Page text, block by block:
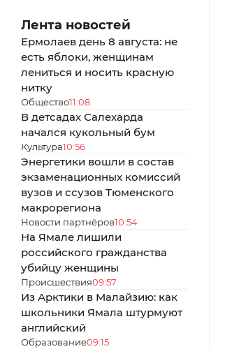
Лента новостей
Ермолаев день 8 августа: не
есть яблоки, женщинам
лениться и носить красную
нитку
Общество11:08
В детсадах Салехарда
начался кукольный бум
Культура10:56
Энергетики вошли в состав
экзаменационных комиссий
вузов и ссузов Тюменского
макрорегиона
Новости партнёров10:54
На Ямале лишили
российского гражданства
убийцу женщины
Происшествия09:57
Из Арктики в Малайзию: как
школьники Ямала штурмуют
английский
Образование09:15